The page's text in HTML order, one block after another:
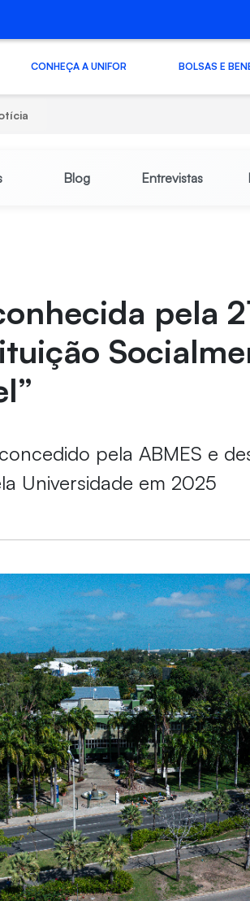
CONHEÇA A UNIFOR BOLSAS E
Blog Entrevistas
pela
pela ABMES e
Universidade em 2025